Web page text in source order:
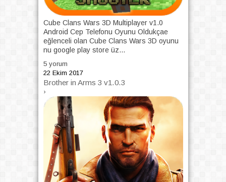
Cube Clans Wars 3D Multiplayer v1.0
Android Cep Telefonu Oyunu Oldukçae
eğlenceli olan Cube Clans Wars 3D oyunu
nu google play store üz...
5 yorum
22 Ekim 2017
Brother in Arms 3 v1.0.3
›